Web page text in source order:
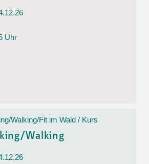
Uhr
Walking/Fit im Wald / Kurs
Walking